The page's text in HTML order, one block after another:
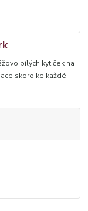
bílých kytiček na
skoro ke každé